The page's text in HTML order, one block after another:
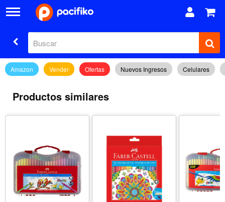
Amazon Vender Ofertas Nuevos Ingresos Celulares
Productos similares